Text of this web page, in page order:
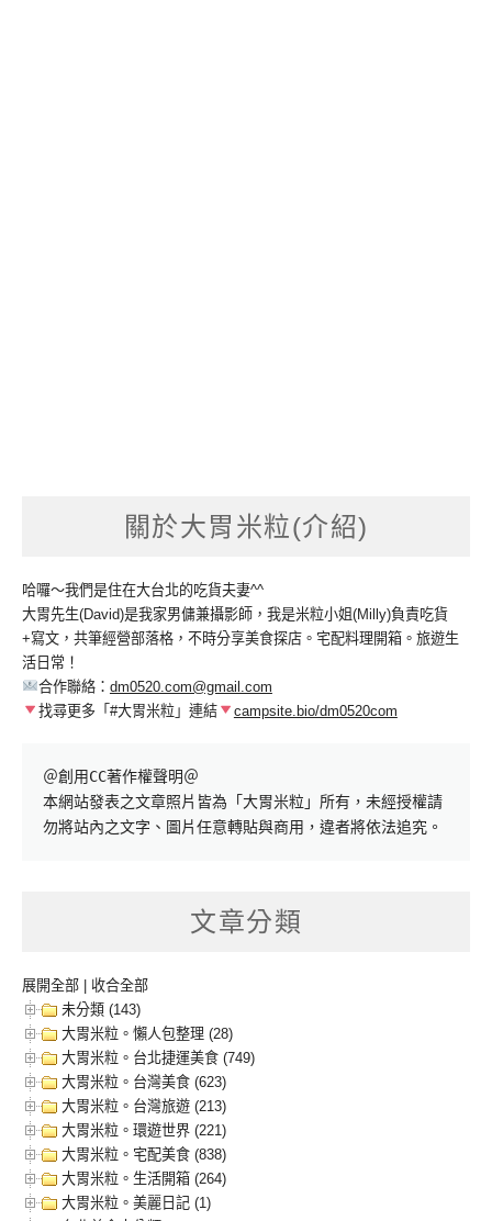
關於大胃米粒(介紹)
哈囉～我們是住在大台北的吃貨夫妻^^
大胃先生(David)是我家男傭兼攝影師，我是米粒小姐(Milly)負責吃貨
+寫文，共筆經營部落格，不時分享美食探店。宅配料理開箱。旅遊生
活日常！
合作聯絡： dm0520.com@gmail.com
找尋更多「#大胃米粒」連結
campsite.bio/dm0520com
＠創用CC著作權聲明＠
本網站發表之文章照片皆為「大胃米粒」所有，未經授權請
勿將站內之文字、圖片任意轉貼與商用，違者將依法追究。
文章分類
展開全部
收合全部
未分類 (143)
大胃米粒。懶人包整理 (28)
大胃米粒。台北捷運美食 (749)
大胃米粒。台灣美食 (623)
大胃米粒。台灣旅遊 (213)
大胃米粒。環遊世界 (221)
大胃米粒。宅配美食 (838)
大胃米粒。生活開箱 (264)
大胃米粒。美麗日記 (1)